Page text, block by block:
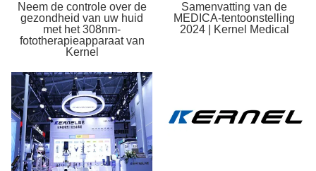
Neem de controle over de
gezondheid van uw huid
met het 308nm-
fototherapieapparaat van
Kernel
Samenvatting van de
MEDICA-tentoonstelling
2024 | Kernel Medical